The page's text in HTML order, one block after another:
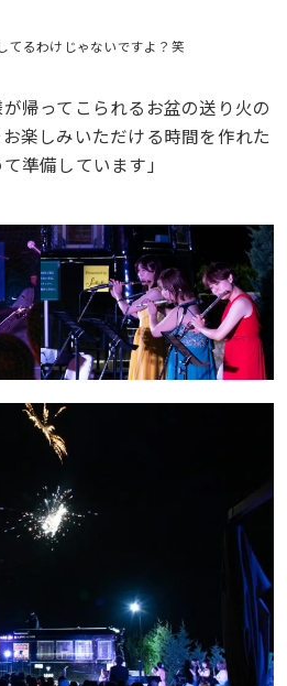
てるわけじゃないですよ？笑
帰ってこられるお盆の送り火の
楽しみいただける時間を作れた
準備しています」